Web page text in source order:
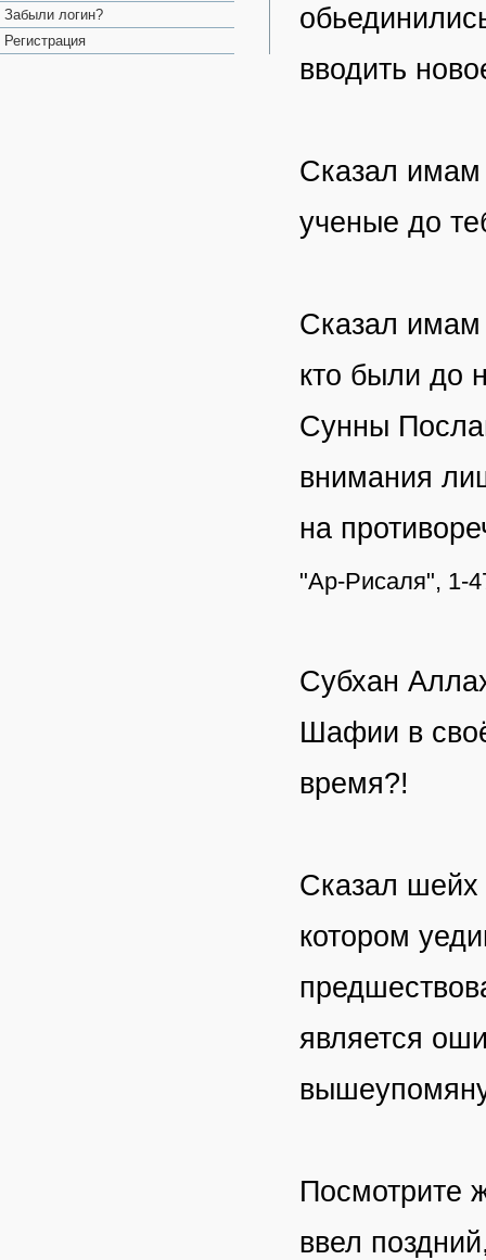
Забыли логин?
Регистрация
вводить
Сказал имам
ученые до
Сказал
кто были до
Сунны
внимания
на
"Ар-Рисаля", 1-
Субхан
Шафии в
время?!
Сказал
котором
является
Посмотрите
ввел